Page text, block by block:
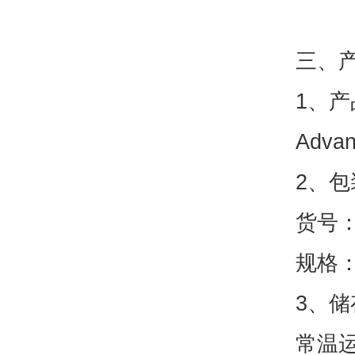
三、
1、
2、
货号
规格
3、
常温